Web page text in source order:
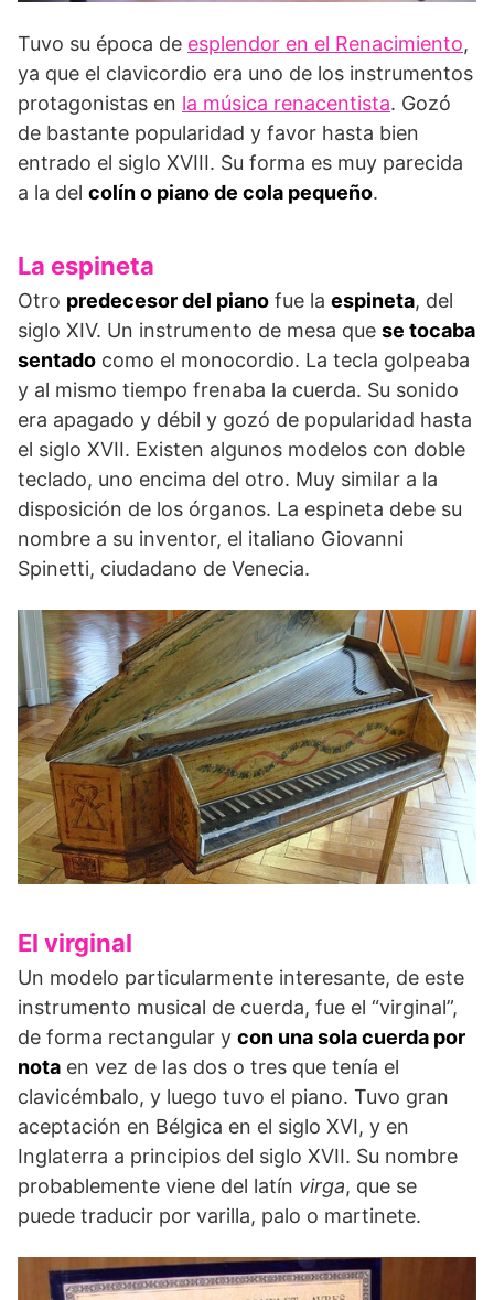
Tuvo su época de esplendor en el Renacimiento,
ya que el clavicordio era uno de los instrumentos
protagonistas en la música renacentista. Gozó
de bastante popularidad y favor hasta bien
entrado el siglo XVIII. Su forma es muy parecida
a la del colín o piano de cola pequeño.
La espineta
Otro predecesor del piano fue la espineta, del
siglo XIV. Un instrumento de mesa que se tocaba
sentado como el monocordio. La tecla golpeaba
y al mismo tiempo frenaba la cuerda. Su sonido
era apagado y débil y gozó de popularidad hasta
el siglo XVII. Existen algunos modelos con doble
teclado, uno encima del otro. Muy similar a la
disposición de los órganos. La espineta debe su
nombre a su inventor, el italiano Giovanni
Spinetti, ciudadano de Venecia.
El virginal
Un modelo particularmente interesante, de este
instrumento musical de cuerda, fue el “virginal”,
de forma rectangular y con una sola cuerda por
nota en vez de las dos o tres que tenía el
clavicémbalo, y luego tuvo el piano. Tuvo gran
aceptación en Bélgica en el siglo XVI, y en
Inglaterra a principios del siglo XVII. Su nombre
probablemente viene del latín virga, que se
puede traducir por varilla, palo o martinete.